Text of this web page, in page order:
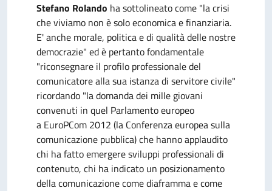
Stefano Rolando ha sottolineato come "la crisi
che viviamo non è solo economica e finanziaria.
E' anche morale, politica e di qualità delle nostre
democrazie" ed è pertanto fondamentale
"riconsegnare il profilo professionale del
comunicatore alla sua istanza di servitore civile"
ricordando "la domanda dei mille giovani
convenuti in quel Parlamento europeo
a EuroPCom 2012 (la Conferenza europea sulla
comunicazione pubblica) che hanno applaudito
chi ha fatto emergere sviluppi professionali di
contenuto, chi ha indicato un posizionamento
della comunicazione come diaframma e come